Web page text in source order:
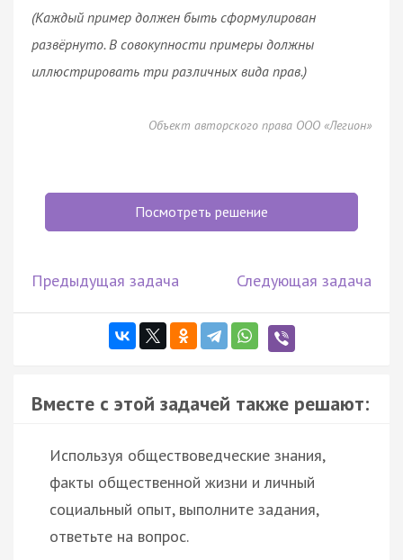
(Каждый пример должен быть сформулирован
развёрнуто. В совокупности примеры должны
иллюстрировать три различных вида прав.)
Объект авторского права ООО «Легион»
Посмотреть решение
Предыдущая задача Следующая задача
Вместе с этой задачей также решают:
Используя обществоведческие знания,
факты общественной жизни и личный
социальный опыт, выполните задания,
ответьте на вопрос.